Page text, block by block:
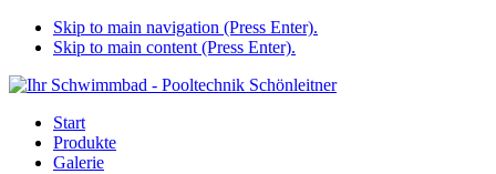
Skip to main navigation (Press Enter).
Skip to main content (Press Enter).
Start
Produkte
Galerie